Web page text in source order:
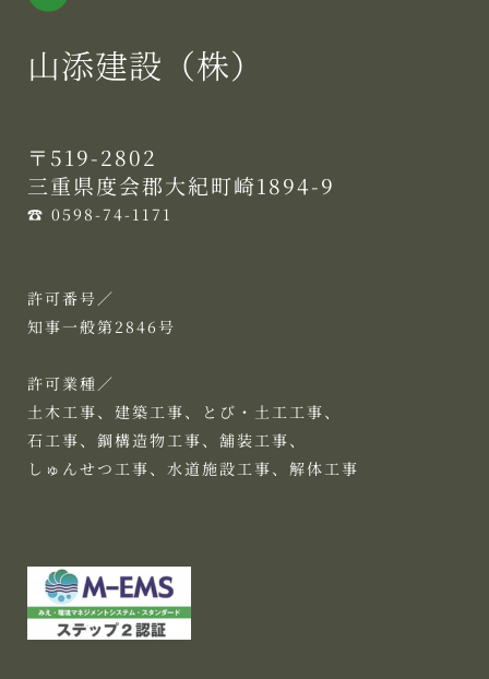
山添建設（株）
〒519-2802
三重県度会郡大紀町崎1894-9
☎︎ 0598-74-1171
許可番号／
知事一般第2846号
許可業種／
土木工事、建築工事、とび・土工工事、
石工事、鋼構造物工事、舗装工事、
しゅんせつ工事、水道施設工事、解体工事